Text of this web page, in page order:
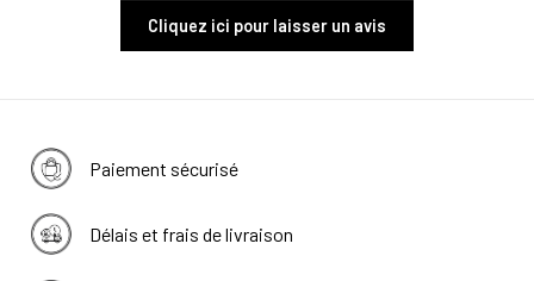
Cliquez ici pour laisser un avis
Paiement sécurisé
Délais et frais de livraison